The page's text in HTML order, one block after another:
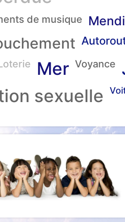
de musique
Mer Voyance
sexuelle